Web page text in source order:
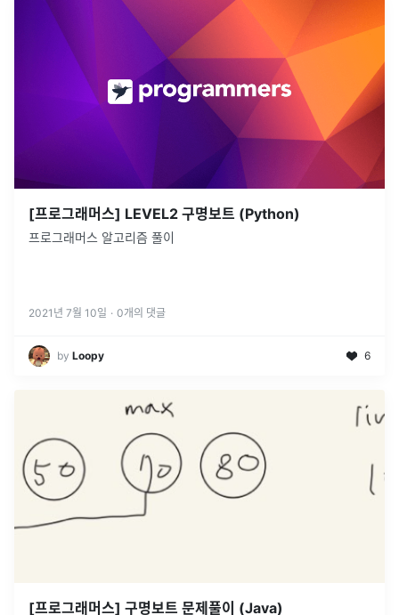
[프로그래머스] LEVEL2 구명보트 (Python)
프로그래머스 알고리즘 풀이
2021년 7월 10일 · 0개의 댓글
by Loopy 6
[프로그래머스] 구명보트 문제풀이 (Java)